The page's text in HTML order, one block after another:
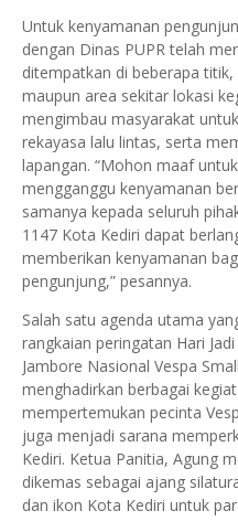
Untuk kenyamanan
dengan Dinas PUPR telah
ditempatkan di beberapa
maupun area sekitar lokasi
mengimbau masyarakat
rekayasa lalu lintas, serta
lapangan. “Mohon maaf
mengganggu kenyamanan
samanya kepada seluruh
1147 Kota Kediri dapat
memberikan kenyamanan
pengunjung,” pesannya.
Salah satu agenda utama
rangkaian peringatan Hari
Jambore Nasional Vespa
menghadirkan berbagai
mempertemukan pecinta
juga menjadi sarana
Kediri. Ketua Panitia, Agung
dikemas sebagai ajang
dan ikon Kota Kediri untuk